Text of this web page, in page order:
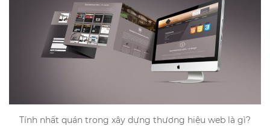
Tính nhất quán trong xây dựng thương hiệu web là gì?